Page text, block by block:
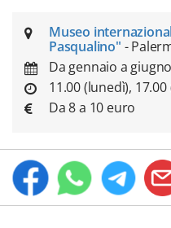
Museo
Pasqualino" -
Da gennaio a
11.00 (lunedì),
Da 8 a 10 euro